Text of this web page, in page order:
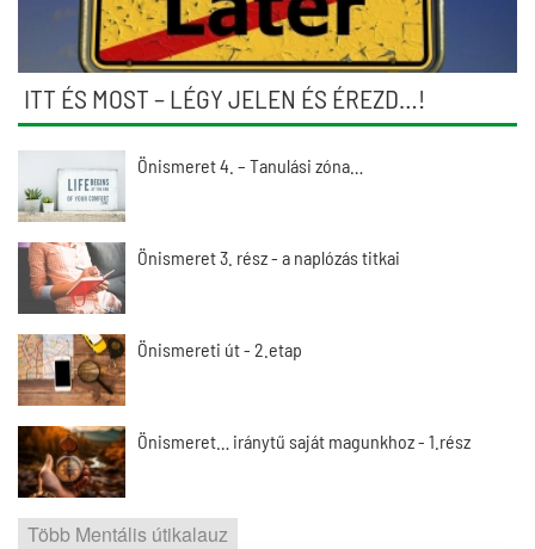
ITT ÉS MOST – LÉGY JELEN ÉS ÉREZD…!
Önismeret 4. – Tanulási zóna…
Önismeret 3. rész - a naplózás titkai
Önismereti út - 2.etap
Önismeret… iránytű saját magunkhoz - 1.rész
Több Mentális útikalauz